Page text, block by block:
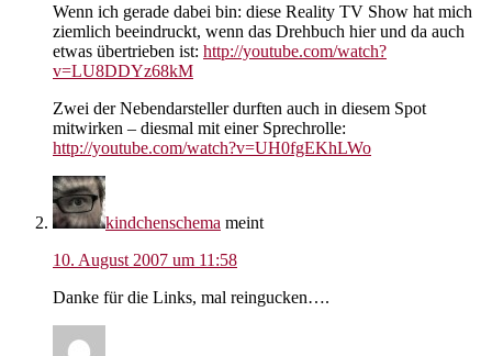
Wenn ich gerade dabei bin: diese Reality TV Show hat mich
ziemlich beeindruckt, wenn das Drehbuch hier und da auch
etwas übertrieben ist: http://youtube.com/watch?
v=LU8DDYz68kM
Zwei der Nebendarsteller durften auch in diesem Spot
mitwirken – diesmal mit einer Sprechrolle:
http://youtube.com/watch?v=UH0fgEKhLWo
kindchenschema meint
10. August 2007 um 11:58
Danke für die Links, mal reingucken….